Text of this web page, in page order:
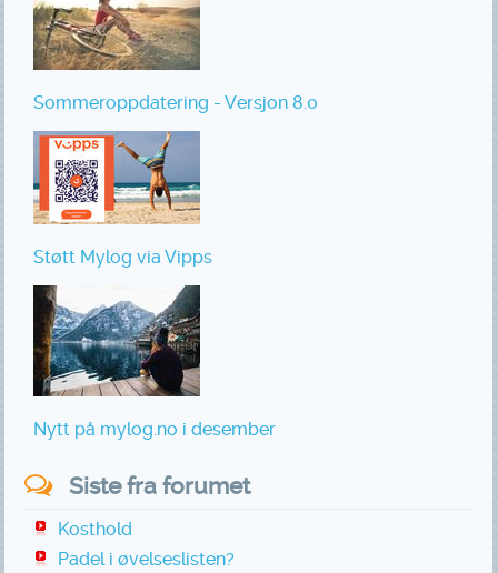
Sommeroppdatering - Versjon 8.0
Støtt Mylog via Vipps
Nytt på mylog.no i desember
Siste fra forumet
Kosthold
Padel i øvelseslisten?